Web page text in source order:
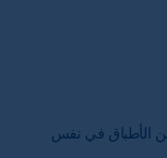
الأطباق في نفس